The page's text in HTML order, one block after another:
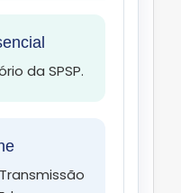
da SPSP.